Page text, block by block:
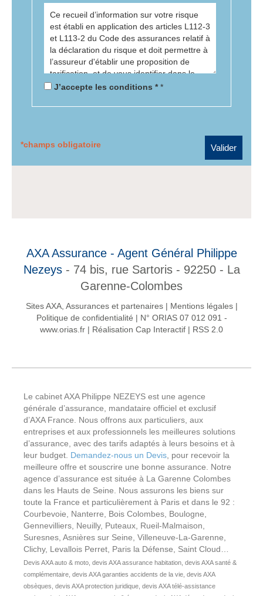
J’accepte les conditions **
*champs obligatoire
AXA Assurance - Agent Général Philippe
Nezeys- 74 bis, rue Sartoris - 92250 - La
Garenne-Colombes
Sites AXA, Assurances et partenaires| Mentions légales|
Politique de confidentialité | N° ORIAS 07 012 091 -
www.orias.fr | Réalisation Cap Interactif | RSS 2.0
Le cabinet AXA Philippe NEZEYS est une agence
générale d’assurance, mandataire officiel et exclusif
d’AXA France. Nous offrons aux particuliers, aux
entreprises et aux professionnels les meilleures solutions
d’assurance, avec des tarifs adaptés à leurs besoins et à
leur budget. Demandez-nous un Devis , pour recevoir la
meilleure offre et souscrire une bonne assurance. Notre
agence d’assurance est située à La Garenne Colombes
dans les Hauts de Seine. Nous assurons les biens sur
toute la France et particulièrement à Paris et dans le 92 :
Courbevoie, Nanterre, Bois Colombes, Boulogne,
Gennevilliers, Neuilly, Puteaux, Rueil-Malmaison,
Suresnes, Asnières sur Seine, Villeneuve-La-Garenne,
Clichy, Levallois Perret, Paris la Défense, Saint Cloud…
Devis AXA auto & moto, devis AXA assurance habitation, devis AXA santé &
complémentaire, devis AXA garanties accidents de la vie, devis AXA
obsèques, devis AXA protection juridique, devis AXA télé-assistance